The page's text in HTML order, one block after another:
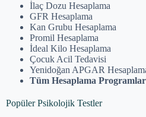
İlaç Dozu Hesaplama
GFR Hesaplama
Kan Grubu Hesaplama
Promil Hesaplama
İdeal Kilo Hesaplama
Çocuk Acil Tedavisi
Yenidoğan APGAR
Tüm Hesaplama
Popüler Psikolojik Testler